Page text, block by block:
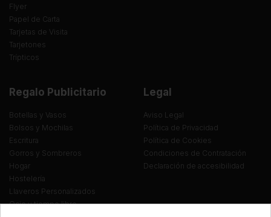
Flyer
Papel de Carta
Tarjetas de Visita
Tarjetones
Trípticos
Regalo Publicitario
Botellas y Vasos
Bolsos y Mochilas
Escritura
Gorros y Sombreros
Hogar
Hostelería
Llaveros Personalizados
Ocio y tiempo libre
Legal
Aviso Legal
Política de Privacidad
Política de Cookies
Condiciones de Contratación
Declaración de accesibilidad